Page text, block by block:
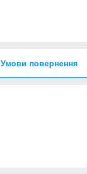
Умови повернення